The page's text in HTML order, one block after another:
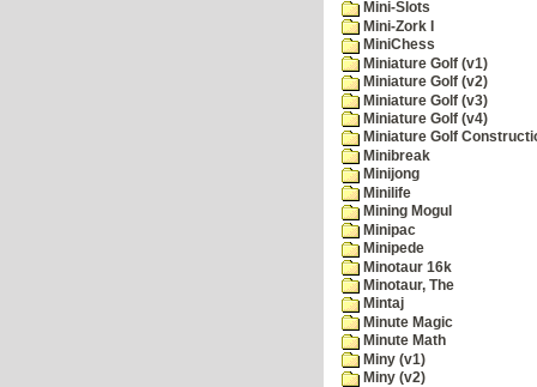
Mini-Slots
Mini-Zork I
MiniChess
Miniature Golf (v1)
Miniature Golf (v2)
Miniature Golf (v3)
Miniature Golf (v4)
Miniature Golf
Minibreak
Minijong
Minilife
Mining Mogul
Minipac
Minipede
Minotaur 16k
Minotaur, The
Mintaj
Minute Magic
Minute Math
Miny (v1)
Miny (v2)